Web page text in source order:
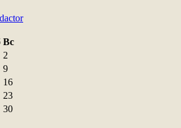
Вс
2
9
16
23
30